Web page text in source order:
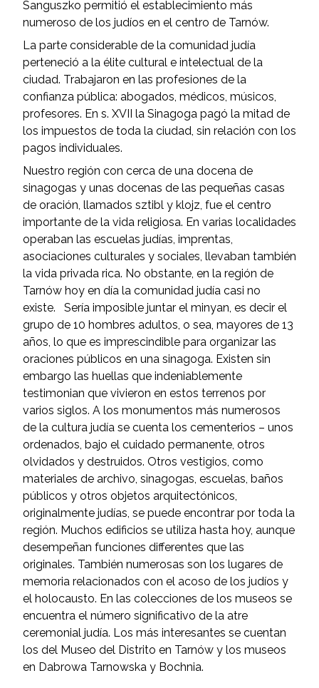
Sanguszko permitió el establecimiento más
numeroso de los judíos en el centro de Tarnów.
La parte considerable de la comunidad judía
perteneció a la élite cultural e intelectual de la
ciudad. Trabajaron en las profesiones de la
confianza pública: abogados, médicos, músicos,
profesores. En s. XVII la Sinagoga pagó la mitad de
los impuestos de toda la ciudad, sin relación con los
pagos individuales.
Nuestro región con cerca de una docena de
sinagogas y unas docenas de las pequeñas casas
de oración, llamados sztibl y klojz, fue el centro
importante de la vida religiosa. En varias localidades
operaban las escuelas judías, imprentas,
asociaciones culturales y sociales, llevaban también
la vida privada rica. No obstante, en la región de
Tarnów hoy en día la comunidad judía casi no
existe. Sería imposible juntar el minyan, es decir el
grupo de 10 hombres adultos, o sea, mayores de 13
años, lo que es imprescindible para organizar las
oraciones públicos en una sinagoga. Existen sin
embargo las huellas que indeniablemente
testimonian que vivieron en estos terrenos por
varios siglos. A los monumentos más numerosos
de la cultura judía se cuenta los cementerios – unos
ordenados, bajo el cuidado permanente, otros
olvidados y destruidos. Otros vestigios, como
materiales de archivo, sinagogas, escuelas, baños
públicos y otros objetos arquitectónicos,
originalmente judías, se puede encontrar por toda la
región. Muchos edificios se utiliza hasta hoy, aunque
desempeñan funciones differentes que las
originales. También numerosas son los lugares de
memoria relacionados con el acoso de los judíos y
el holocausto. En las colecciones de los museos se
encuentra el número significativo de la atre
ceremonial judía. Los más interesantes se cuentan
los del Museo del Distrito en Tarnów y los museos
en Dabrowa Tarnowska y Bochnia.